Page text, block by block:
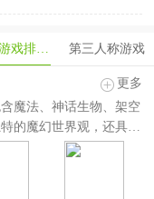
魔幻游戏排行榜 第三人称游戏
更多
魔法、神话生物、架空
的魔幻世界观，还具备
中，享受无尽的魔幻冒